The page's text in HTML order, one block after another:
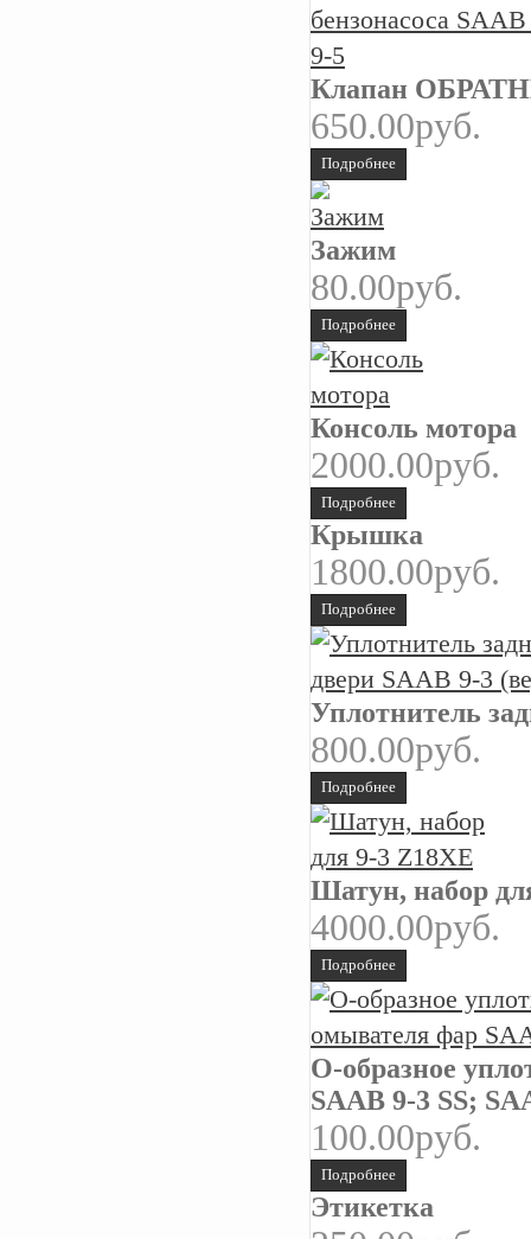
Клапан
650.00руб.
Подробнее
Зажим
80.00руб.
Подробнее
Консоль мотора
2000.00руб.
Подробнее
Крышка
1800.00руб.
Подробнее
Уплотнитель
800.00руб.
Подробнее
Шатун, набор
4000.00руб.
Подробнее
О-образное
SAAB 9-3 SS;
100.00руб.
Подробнее
Этикетка